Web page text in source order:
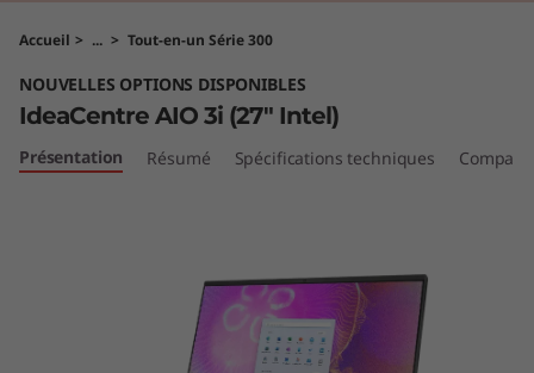
e
n
Accueil > ... > Tout-en-un Série 300
NOUVELLES OPTIONS DISPONIBLES
IdeaCentre AIO 3i (27" Intel)
Présentation Résumé Spécifications techniques